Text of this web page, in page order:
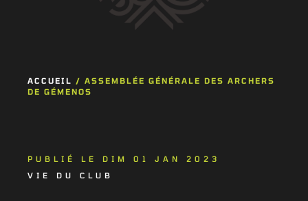
ACCUEIL /ASSEMBLÉE GÉNÉRALE DES ARCHERS
DE GÉMENOS
PUBLIÉ LE DIM 01 JAN 2023
VIE DU CLUB